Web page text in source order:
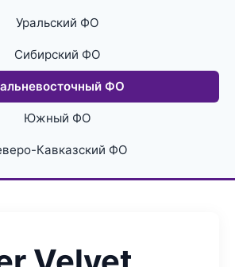
Уральский ФО
Сибирский ФО
ФО
Южный ФО
Кавказский ФО